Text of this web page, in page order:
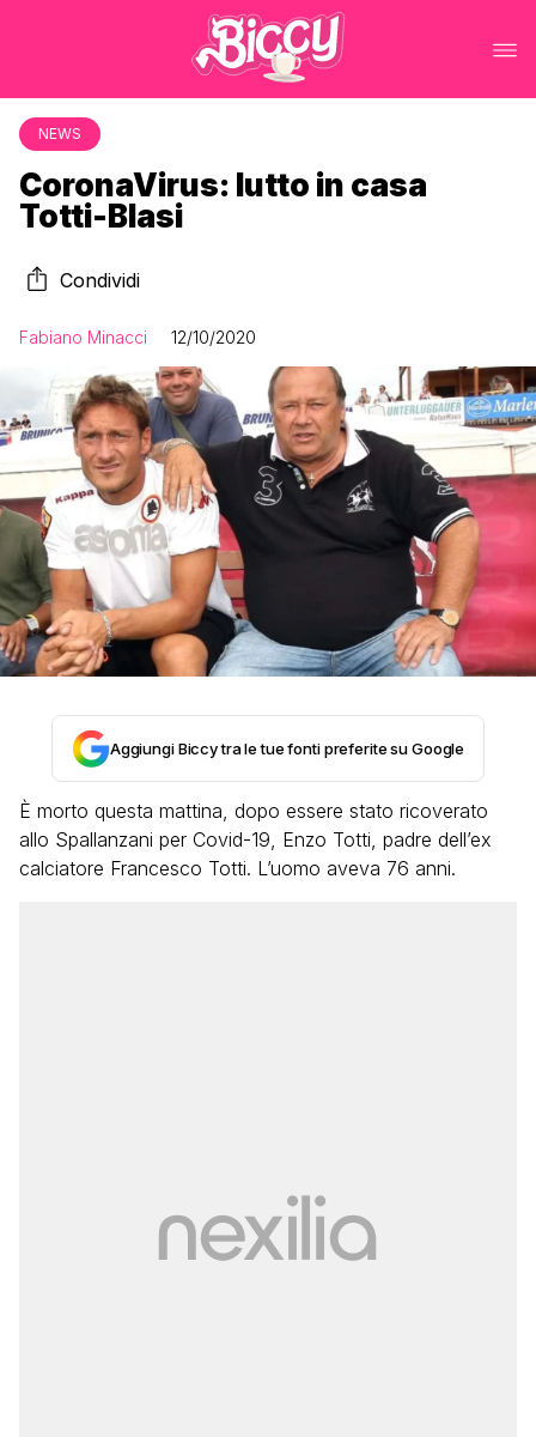
NEWS
CoronaVirus: lutto in casa
Totti-Blasi
Condividi
Fabiano Minacci 12/10/2020
Aggiungi Biccy tra le tue fonti preferite su Google
È morto questa mattina, dopo essere stato ricoverato
allo Spallanzani per Covid-19, Enzo Totti, padre dell’ex
calciatore Francesco Totti. L’uomo aveva 76 anni.